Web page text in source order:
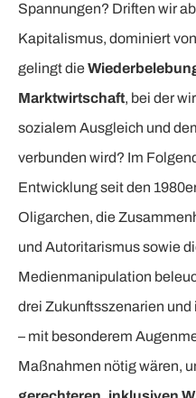
Spannungen? Driften wir
Kapitalismus, dominiert
gelingt die
Marktwirtschaft, bei der
sozialem Ausgleich und
verbunden wird? Im
Entwicklung seit den
Oligarchen, die
und Autoritarismus sowie
Medienmanipulation
drei Zukunftsszenarien
– mit besonderem
Maßnahmen nötig wären,